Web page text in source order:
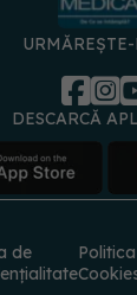
DESCARCĂ
de
Politica